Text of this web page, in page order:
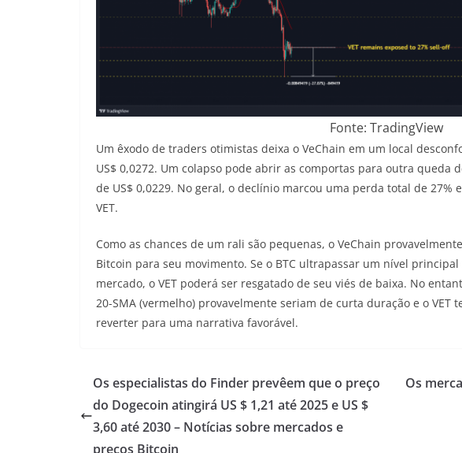
Fonte: TradingView
Um êxodo de traders otimistas deixa o VeChain em um local
US$ 0,0272. Um colapso pode abrir as comportas para outra queda
de US$ 0,0229. No geral, o declínio marcou uma perda total de 27%
VET.
Como as chances de um rali são pequenas, o VeChain
Bitcoin para seu movimento. Se o BTC ultrapassar um nível
mercado, o VET poderá ser resgatado de seu viés de baixa. No
20-SMA (vermelho) provavelmente seriam de curta duração e o VET
reverter para uma narrativa favorável.
Os especialistas do Finder prevêem que o preço
do Dogecoin atingirá US $ 1,21 até 2025 e US $
3,60 até 2030 – Notícias sobre mercados e
preços Bitcoin
Os